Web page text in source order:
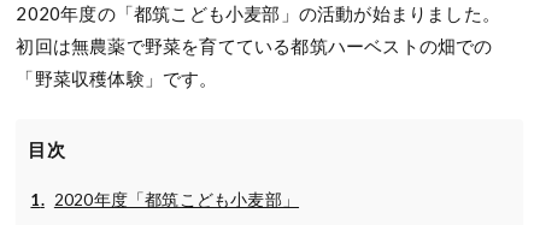
2020年度の「都筑こども小麦部」の活動が始まりました。
初回は無農薬で野菜を育てている都筑ハーベストの畑での
「野菜収穫体験」です。
目次
2020年度「都筑こども小麦部」